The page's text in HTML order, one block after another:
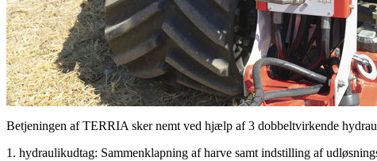
Betjeningen af TERRIA sker nemt ved hjælp af 3 dobbeltvirkende
1. hydraulikudtag: Sammenklapning af harve samt indstilling af